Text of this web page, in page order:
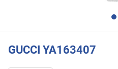
GUCCI YA163407